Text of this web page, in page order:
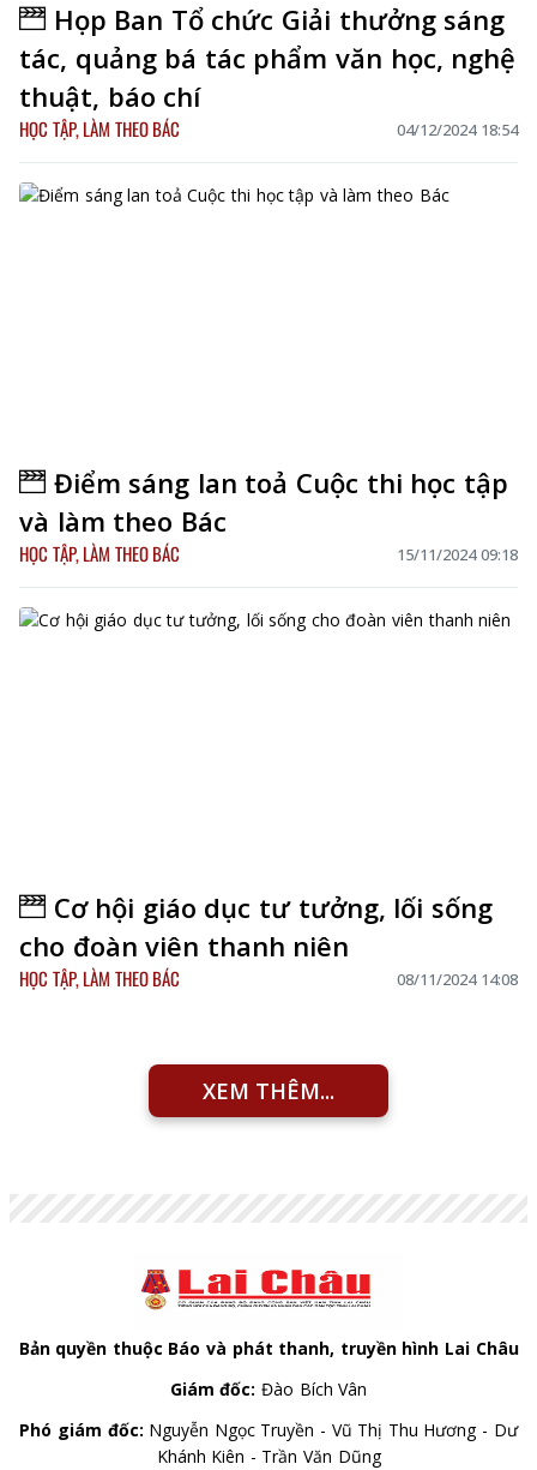
Họp Ban Tổ chức Giải thưởng sáng
tác, quảng bá tác phẩm văn học, nghệ
thuật, báo chí
HỌC TẬP, LÀM THEO BÁC 04/12/2024 18:54
Điểm sáng lan toả Cuộc thi học tập
và làm theo Bác
HỌC TẬP, LÀM THEO BÁC 15/11/2024 09:18
Cơ hội giáo dục tư tưởng, lối sống
cho đoàn viên thanh niên
HỌC TẬP, LÀM THEO BÁC 08/11/2024 14:08
XEM THÊM...
Bản quyền thuộc Báo và phát thanh, truyền hình Lai Châu
Giám đốc: Đào Bích Vân
Phó giám đốc: Nguyễn Ngọc Truyền - Vũ Thị Thu Hương - Dư
Khánh Kiên - Trần Văn Dũng